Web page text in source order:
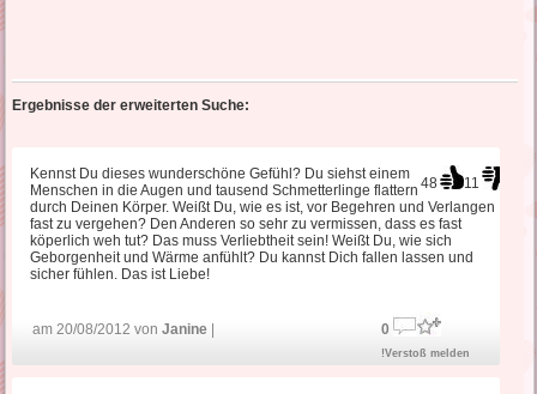
Ergebnisse der erweiterten Suche:
48 11
Kennst Du dieses wunderschöne Gefühl? Du siehst einem
Menschen in die Augen und tausend Schmetterlinge flattern
durch Deinen Körper. Weißt Du, wie es ist, vor Begehren und Verlangen
fast zu vergehen? Den Anderen so sehr zu vermissen, dass es fast
köperlich weh tut? Das muss Verliebtheit sein! Weißt Du, wie sich
Geborgenheit und Wärme anfühlt? Du kannst Dich fallen lassen und
sicher fühlen. Das ist Liebe!
am 20/08/2012 vonJanine 0
!Verstoß melden